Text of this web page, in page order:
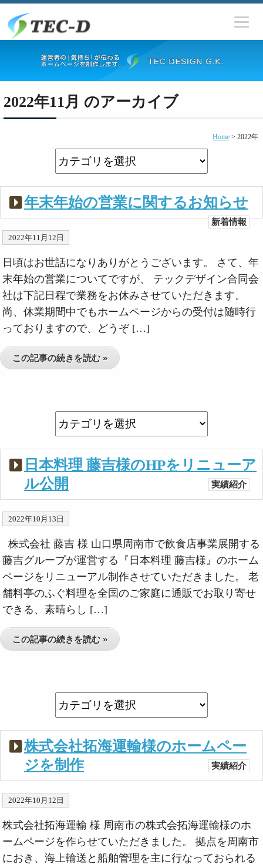
2022年11月 のアーカイブ
Home > 2022年
年末年始の営業に関するお知らせ
新着情報
2022年11月12日
日頃はお世話になりありがとうございます。 さて、年
末年始の営業についてですが、 テックデザイン合同会
社は下記日程で業務をお休みさせていただきます。
尚、休業期間中でもホームページからの受付は随時行
っておりますので、どうぞ […]
この記事の続きを読む »
日本料理 藤吉様のHPをリニューア
ル公開
実績紹介
2022年10月13日
株式会社 藤吉 様 山口県周南市で飲食店事業展開する
藤吉グループが運営する『日本料理 藤吉様』のホーム
ページをリニューアル制作させていただきました。 老
舗料亭のふぐ料理を全国のご家庭に通販でお取り寄せ
できる、素晴らし […]
この記事の続きを読む »
株式会社拓海運輸様のホームペー
ジを制作
実績紹介
2022年10月12日
株式会社拓海運輸 様 周南市の株式会拓海運輸様のホ
ームページを作らせていただきました。 拠点を周南市
におき、海上輸送と船舶管理を主に行なっておられる